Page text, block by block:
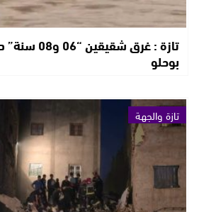
تازة : غرق
بوحلو
تازة والجهة